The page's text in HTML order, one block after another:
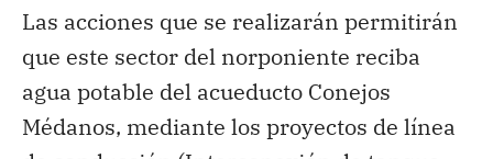
Las acciones que se realizarán permitirán
que este sector del norponiente reciba
agua potable del acueducto Conejos
Médanos, mediante los proyectos de línea